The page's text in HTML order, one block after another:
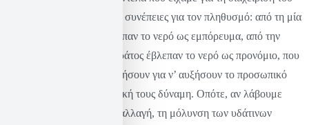
νερού είχαν πολύ άσχημες συνέπειες για τον πληθυσμό: από τη μία
οι ιδιωτικές εταιρείες έβλεπαν το νερό ως εμπόρευμα, από την
άλλη οι πολιτικοί και το κράτος έβλεπαν το νερό ως προνόμιο, που
μπορούσαν να χρησιμοποιήσουν για ν’ αυξήσουν το προσωπικό
τους όφελος και την πολιτική τους δύναμη. Οπότε, αν λάβουμε
υπόψη μας την κλιματική αλλαγή, τη μόλυνση των υδάτινων